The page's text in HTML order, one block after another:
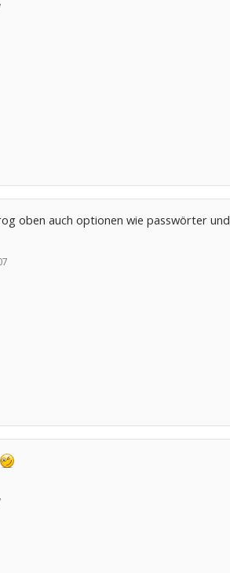
oben auch optionen wie passwörter und